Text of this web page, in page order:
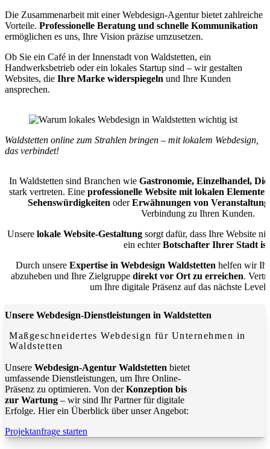
Die Zusammenarbeit mit einer Webdesign-Agentur bietet zahlreiche
Vorteile. Professionelle Beratung und schnelle Kommunikation
ermöglichen es uns, Ihre Vision präzise umzusetzen.
Ob Sie ein Café in der Innenstadt von Waldstetten, ein
Handwerksbetrieb oder ein lokales Startup sind – wir gestalten
Websites, die Ihre Marke widerspiegeln und Ihre Kunden
ansprechen.
Waldstetten online zum Strahlen bringen – mit lokalem Webdesign,
das verbindet!
In Waldstetten sind Branchen wie Gastronomie, Einzelhandel,
stark vertreten. Eine professionelle Website mit lokalen Elementen
Sehenswürdigkeiten oderErwähnungen von
Verbindung zu Ihren Kunden.
Unsere lokale Website-Gestaltungsorgt dafür, dass Ihre Website
ein echterBotschafter Ihrer Stadt ist
Durch unsere Expertise in Webdesign Waldstetten helfen wir
abzuheben und Ihre Zielgruppe direkt vor Ort zu erreichen.
um Ihre digitale Präsenz auf das nächste Level
Unsere Webdesign-Dienstleistungen in Waldstetten
Maßgeschneidertes Webdesign für Unternehmen in
Waldstetten
Unsere Webdesign-Agentur Waldstetten bietet
umfassende Dienstleistungen, um Ihre Online-
Präsenz zu optimieren. Von derKonzeption bis
zur Wartung – wir sind Ihr Partner für digitale
Erfolge. Hier ein Überblick über unser Angebot:
Projektanfrage starten